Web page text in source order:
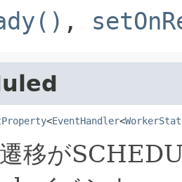
,
<EventHandler<
移が